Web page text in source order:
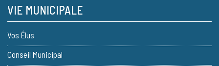
VIE MUNICIPALE
Vos Élus
Conseil Municipal